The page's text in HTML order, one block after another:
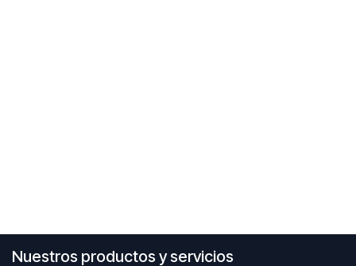
Nuestros productos y servicios